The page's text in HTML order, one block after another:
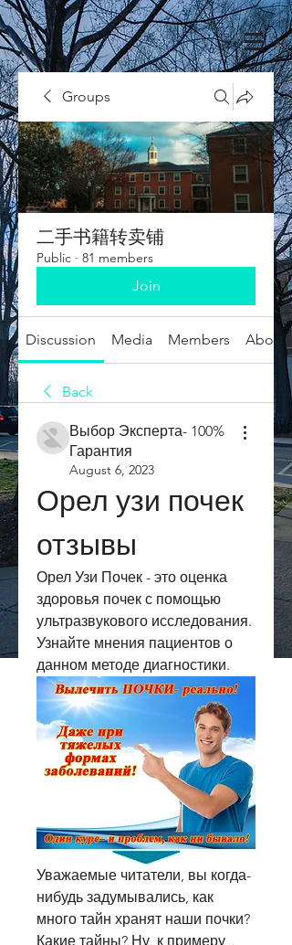
Groups
二手书籍转卖铺
Public · 81 members
Join
Discussion Media Members About
Back
Выбор Эксперта- 100%
Гарантия
August 6, 2023
Орел узи почек
отзывы
Орел Узи Почек - это оценка
здоровья почек с помощью
ультразвукового исследования.
Узнайте мнения пациентов о
данном методе диагностики.
Уважаемые читатели, вы когда-
нибудь задумывались, как
много тайн хранят наши почки?
Какие тайны? Ну, к примеру,